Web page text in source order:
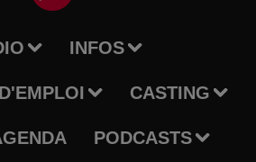
INFOS
CASTING
PODCASTS